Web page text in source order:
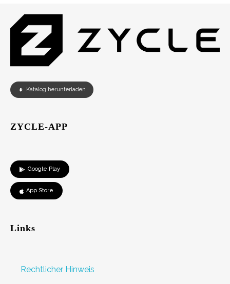
Katalog herunterladen
ZYCLE-APP
Google Play
App Store
Links
Rechtlicher Hinweis